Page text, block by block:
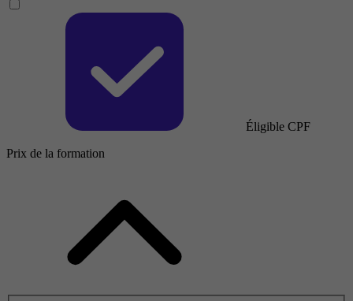
Éligible CPF
Prix de la formation